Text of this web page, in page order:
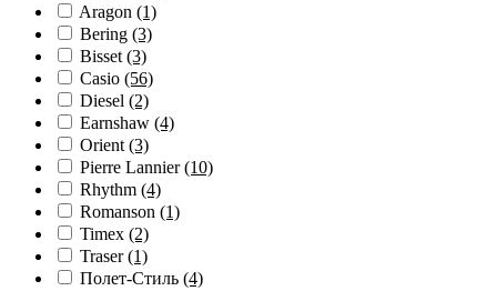
Aragon (1)
Bering (3)
Bisset (3)
Casio (56)
Diesel (2)
Earnshaw (4)
Orient (3)
Pierre Lannier(10)
Rhythm (4)
Romanson (1)
Timex (2)
Traser(1)
Полет-Стиль (4)